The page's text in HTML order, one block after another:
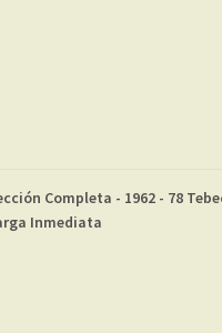
Completa - 1962 - 78
Inmediata